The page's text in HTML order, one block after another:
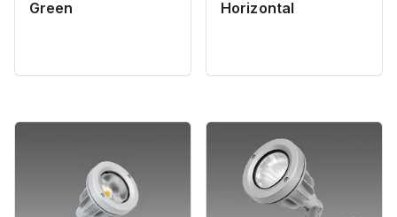
Green Horizontal